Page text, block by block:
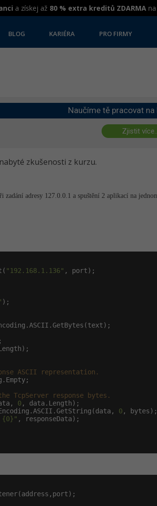
a získej až 80 % extra kreditů ZDARMA
BLOG KARIÉRA PRO FIRMY
Naučíme tě pracovat
Zjistit
zkušenosti z kurzu.
adresy 127.0.0.1 a spuštění 2 aplikací na
"192.168.1.136" , port);
);
ASCII representation.
TcpServer response bytes.
0, data.Length);
0, bytes);
, responseData);